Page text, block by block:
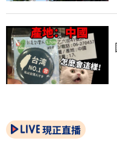
現正直播